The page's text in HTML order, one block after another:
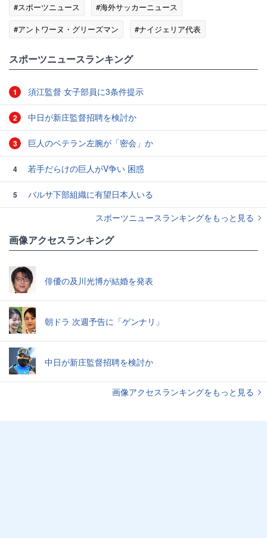
#スポーツニュース
#海外サッカーニュース
#アントワーヌ・グリーズマン
#ナイジェリア代表
スポーツニュースランキング
1 須江監督 女子部員に3条件提示
2 中日が新庄監督招聘を検討か
3 巨人のベテラン左腕が「密会」か
4 若手だらけの巨人がV争い 困惑
5
バルサ下部組織に有望日本人いる
スポーツニュースランキングをもっと見る
画像アクセスランキング
俳優の及川光博が結婚を発表
朝ドラ 次週予告に「ゲンナリ」
中日が新庄監督招聘を検討か
画像アクセスランキングをもっと見る